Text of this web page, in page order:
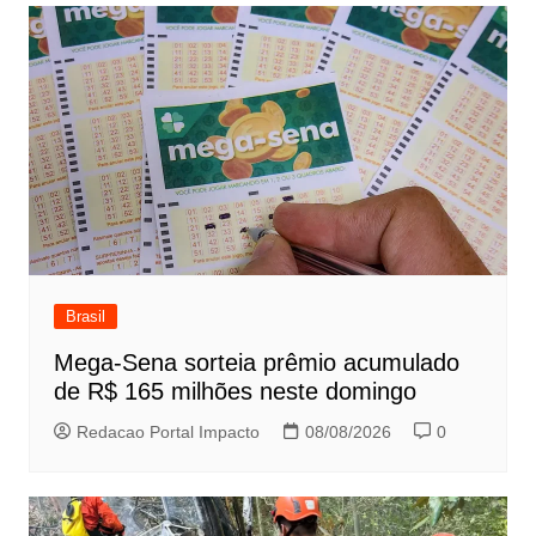
Brasil
Mega-Sena sorteia prêmio acumulado
de R$ 165 milhões neste domingo
Redacao Portal Impacto 08/08/2026 0